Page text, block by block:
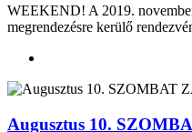
WEEKEND! A 2019.
megrendezésre kerülő
Augusztus 10.